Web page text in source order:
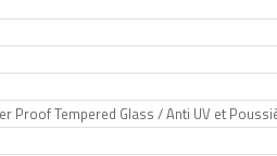
Proof Tempered Glass / Anti UV et